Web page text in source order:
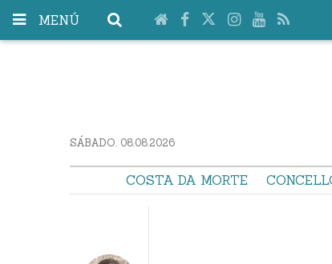
MENÚ
SÁBADO. 08.08.2026
COSTA DA MORTE